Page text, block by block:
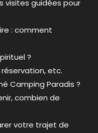
visites guidées pour
: comment
?
réservation, etc.
Camping Paradis ?
combien de
votre trajet de